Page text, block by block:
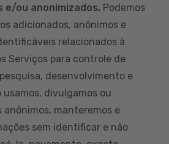
e/ou anonimizados. Podemos
adicionados, anônimos e
relacionados à
Serviços para controle de
desenvolvimento e
divulgamos ou
anônimos, manteremos e
sem identificar e não